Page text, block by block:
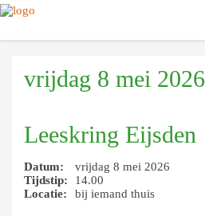
vrijdag 8 mei 2026
Leeskring Eijsden
Datum:
vrijdag 8 mei 2026
Tijdstip:
14.00
Locatie:
bij iemand thuis